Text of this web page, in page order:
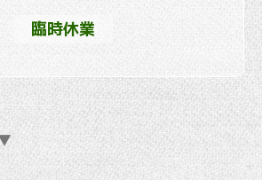
臨時休業